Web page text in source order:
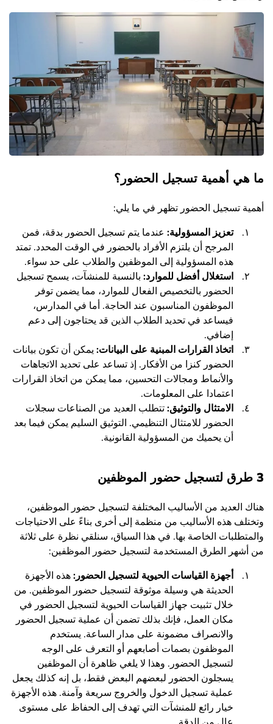
ما هي أهمية تسجيل الحضور؟
أهمية تسجيل الحضور تظهر في ما يلي:
تعزيز المسؤولية: عندما يتم تسجيل الحضور بدقة، فمن
المرجح أن يلتزم الأفراد بالحضور في الوقت المحدد. تمتد
هذه المسؤولية إلى الموظفين والطلاب على حد سواء.
استغلال أفضل للموارد: بالنسبة للمنشآت، يسمح تسجيل
الحضور بالتخصيص الفعال للموارد، مما يضمن توفر
الموظفون المناسبون عند الحاجة. أما في المدارس،
فيساعد في تحديد الطلاب الذين قد يحتاجون إلى دعم
إضافي.
اتخاذ القرارات المبنية على البيانات:يمكن أن تكون بيانات
الحضور كنزا من الأفكار. إذ تساعد على تحديد الاتجاهات
والأنماط ومجالات التحسين، مما يمكن من اتخاذ القرارات
اعتمادا على المعلومات.
الامتثال والتوثيق:تتطلب العديد من الصناعات سجلات
الحضور للامتثال التنظيمي. التوثيق السليم يمكن فيما بعد
أن يحميك من المسؤولية القانونية.
3 طرق لتسجيل حضور الموظفين
هناك العديد من الأساليب المختلفة لتسجيل حضور الموظفين،
وتختلف هذه الأساليب من منظمة إلى أخرى بناءً على الاحتياجات
والمتطلبات الخاصة بها. في هذا السياق، سنلقي نظرة على ثلاثة
من أشهر الطرق المستخدمة لتسجيل حضور الموظفين:
أجهزة القياسات الحيوية لتسجيل الحضور:هذه الأجهزة
الحديثة هي وسيلة موثوقة لتسجيل حضور الموظفين. من
خلال تثبيت جهاز القياسات الحيوية لتسجيل الحضور في
مكان العمل، فإنك بذلك تضمن أن عملية تسجيل الحضور
والانصراف مضمونة على مدار الساعة. يستخدم
الموظفون بصمات أصابعهم أو التعرف على الوجه
لتسجيل الحضور. وهذا لا يلغي ظاهرة أن الموظفين
يسجلون الحضور لبعضهم البعض فقط، بل إنه كذلك يجعل
عملية تسجيل الدخول والخروج سريعة وآمنة. هذه الأجهزة
خيار رائع للمنشآت التي تهدف إلى الحفاظ على مستوى